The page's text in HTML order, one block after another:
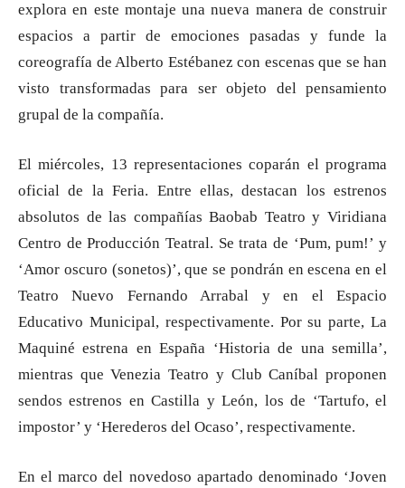
explora en este montaje una nueva manera de construir
espacios a partir de emociones pasadas y funde la
coreografía de Alberto Estébanez con escenas que se han
visto transformadas para ser objeto del pensamiento
grupal de la compañía.
El miércoles, 13 representaciones coparán el programa
oficial de la Feria. Entre ellas, destacan los estrenos
absolutos de las compañías Baobab Teatro y Viridiana
Centro de Producción Teatral. Se trata de ‘Pum, pum!’ y
‘Amor oscuro (sonetos)’, que se pondrán en escena en el
Teatro Nuevo Fernando Arrabal y en el Espacio
Educativo Municipal, respectivamente. Por su parte, La
Maquiné estrena en España ‘Historia de una semilla’,
mientras que Venezia Teatro y Club Caníbal proponen
sendos estrenos en Castilla y León, los de ‘Tartufo, el
impostor’ y ‘Herederos del Ocaso’, respectivamente.
En el marco del novedoso apartado denominado ‘Joven